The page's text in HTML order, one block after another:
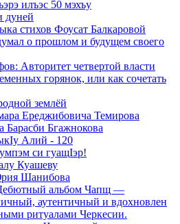
илъэс 50 мэхъу
дуней
стихов Фоусат Балкаровой
о прошлом и будущем своего
Авторитет четвертой власти
горянок, или как сочетать
землёй
Ереджибовича Темирова
Барасби Бгажнокова
Алий - 120
си гуащIэр!
Куашеву
Шанибова
альбом Чапщ —
аутентичный и вдохновлен
ритуалами Черкесии.